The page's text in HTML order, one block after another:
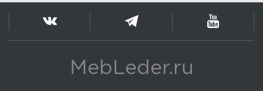
MebLeder.ru